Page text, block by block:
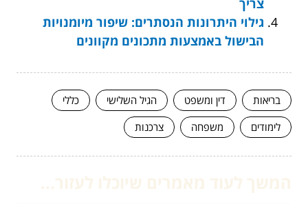
צריך
גילוי היתרונות הנסתרים: שיפור מיומנויות
הבישול באמצעות מתכונים מקוונים
בריאות דין ומשפט הגיל השלישי
כללי
לימודים
משפחה צרכנות